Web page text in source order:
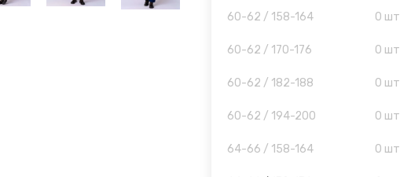
60-62 / 158-164 0 шт
60-62 / 170-176 0 шт
60-62 / 182-188 0 шт
60-62 / 194-200 0 шт
64-66 / 158-164 0 шт